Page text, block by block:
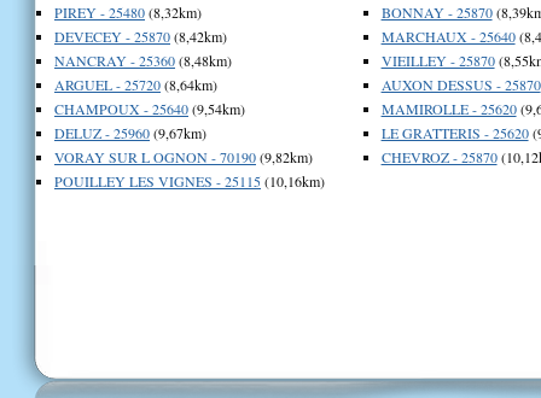
PIREY - 25480(8,32km)
DEVECEY - 25870(8,42km)
NANCRAY - 25360(8,48km)
ARGUEL - 25720(8,64km)
CHAMPOUX - 25640(9,54km)
DELUZ - 25960(9,67km)
VORAY SUR L OGNON - 70190(9,82km)
POUILLEY LES VIGNES - 25115(10,16km)
BONNAY - 25870
MARCHAUX - 25640
VIEILLEY - 25870
AUXON DESSUS - 25870
MAMIROLLE - 25620
LE GRATTERIS - 25620
CHEVROZ - 25870